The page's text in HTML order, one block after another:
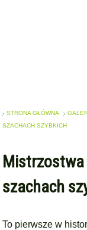
STRONA GŁÓWNA
SZACHACH SZYBKICH
szachach
To pierwsze w